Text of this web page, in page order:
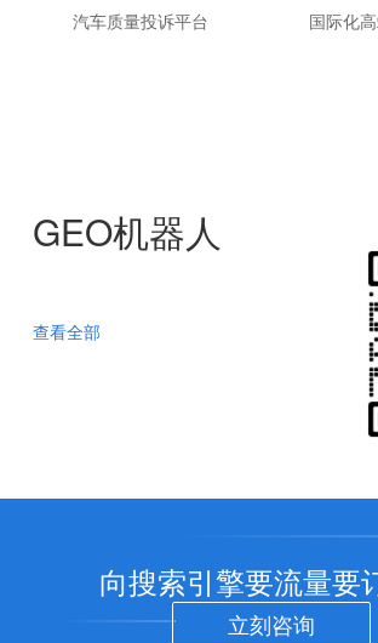
汽车质量投诉平台 国际化
GEO机器人
查看全部
向搜索引擎要流量要
立刻咨询